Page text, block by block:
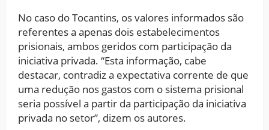
No caso do Tocantins, os valores informados são
referentes a apenas dois estabelecimentos
prisionais, ambos geridos com participação da
iniciativa privada. “Esta informação, cabe
destacar, contradiz a expectativa corrente de que
uma redução nos gastos com o sistema prisional
seria possível a partir da participação da iniciativa
privada no setor”, dizem os autores.